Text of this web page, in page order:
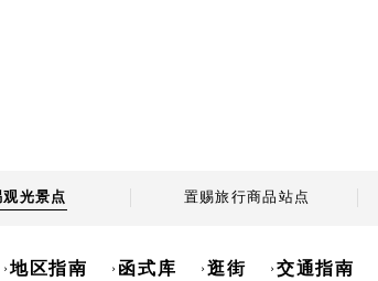
观光景点 置赐旅行商品站点
地区指南 函式库 逛街 交通指南